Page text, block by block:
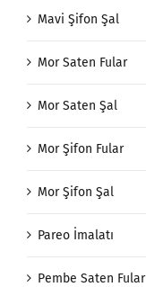
Mavi Şifon Şal
Mor Saten Fular
Mor Saten Şal
Mor Şifon Fular
Mor Şifon Şal
Pareo İmalatı
Pembe Saten Fular